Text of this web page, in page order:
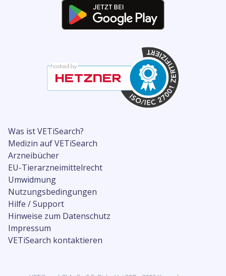
Was ist VETiSearch?
Medizin auf VETiSearch
Arzneibücher
EU-Tierarzneimittelrecht
Umwidmung
Nutzungsbedingungen
Hilfe / Support
Hinweise zum Datenschutz
Impressum
VETiSearch kontaktieren